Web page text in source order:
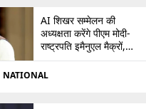
AI शिखर सम्मेलन की
अध्यक्षता करेंगे पीएम मोदी-
राष्ट्रपति इमैनुएल मैक्रों,
भारत-फ्रांस संबंधों को देंगे नई
दिशा
NATIONAL